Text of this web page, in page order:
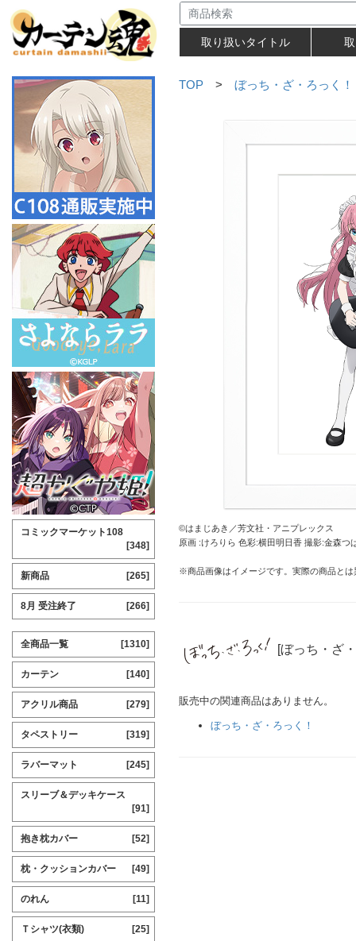
取り扱いタイトル
TOP > ぼっち・ざ・ろっく！
©はまじあき／芳文社・アニプレックス
原画 :けろりら 色彩:横田明日香 撮影:金森つ
※商品画像はイメージです。実際の商品と
[ぼっち・ざ
販売中の関連商品はありません。
ぼっち・ざ・ろっく！
コミックマーケット108
[348]
新商品 [265]
8月 受注終了 [266]
全商品一覧 [1310]
カーテン [140]
アクリル商品 [279]
タペストリー [319]
ラバーマット [245]
スリーブ＆デッキケース
[91]
抱き枕カバー [52]
枕・クッションカバー [49]
のれん [11]
Ｔシャツ(衣類) [25]